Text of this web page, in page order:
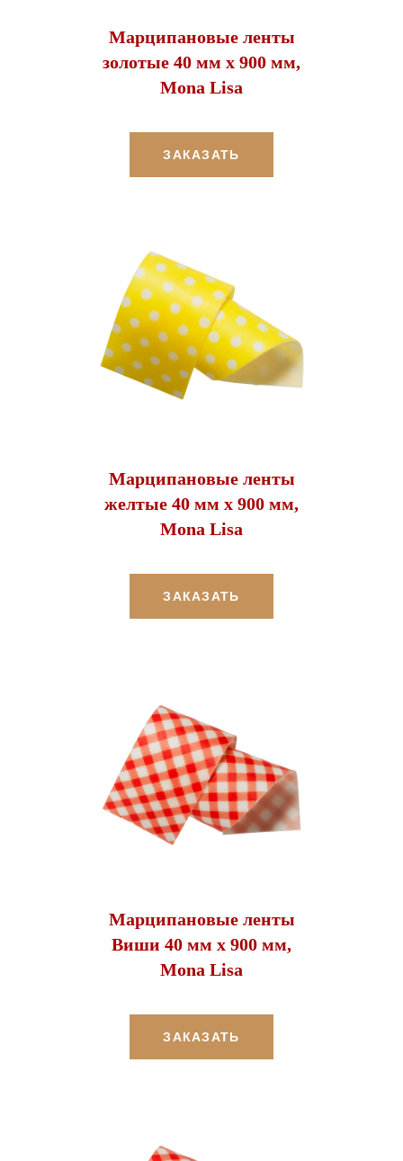
Марципановые ленты
золотые 40 мм х 900 мм,
Mona Lisa
ЗАКАЗАТЬ
Марципановые ленты
желтые 40 мм х 900 мм,
Mona Lisa
ЗАКАЗАТЬ
Марципановые ленты
Виши 40 мм х 900 мм,
Mona Lisa
ЗАКАЗАТЬ